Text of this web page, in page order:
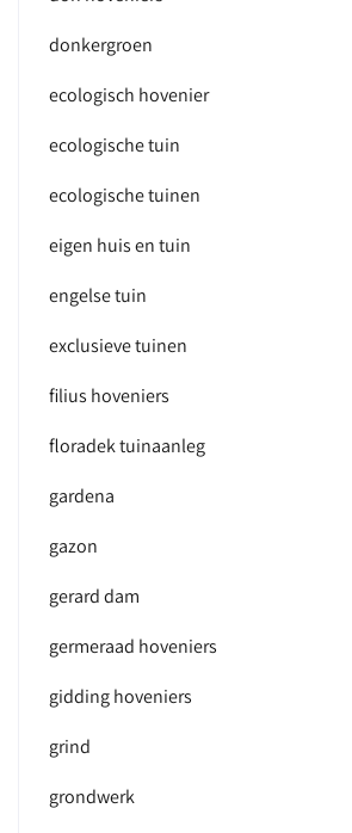
donkergroen
ecologisch hovenier
ecologische tuin
ecologische tuinen
eigen huis en tuin
engelse tuin
exclusieve tuinen
filius hoveniers
floradek tuinaanleg
gardena
gazon
gerard dam
germeraad hoveniers
gidding hoveniers
grind
grondwerk